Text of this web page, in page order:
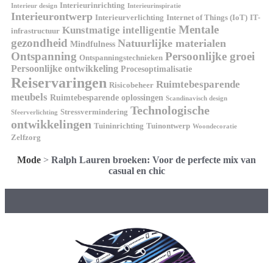
Interieur design Interieurinrichting Interieurinspiratie
Interieurontwerp Interieurverlichting Internet of Things (IoT) IT-
infrastructuur Kunstmatige intelligentie Mentale
gezondheid Mindfulness Natuurlijke materialen
Ontspanning Ontspanningstechnieken Persoonlijke groei
Persoonlijke ontwikkeling Procesoptimalisatie
Reiservaringen Risicobeheer Ruimtebesparende
meubels Ruimtebesparende oplossingen Scandinavisch design
Sfeerverlichting Stressvermindering Technologische
ontwikkelingen Tuininrichting Tuinontwerp Woondecoratie
Zelfzorg
Mode > Ralph Lauren broeken: Voor de perfecte mix van
casual en chic